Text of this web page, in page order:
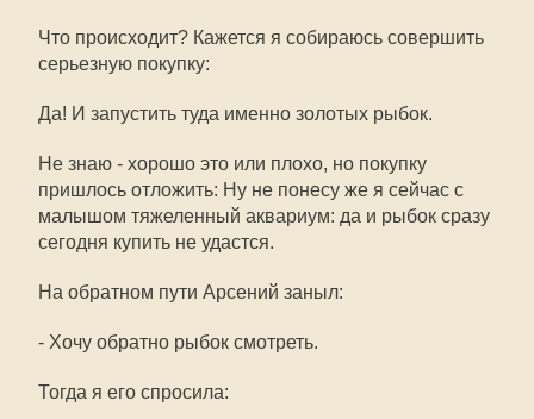
Что происходит? Кажется я собираюсь совершить
серьезную покупку:
Да! И запустить туда именно золотых рыбок.
Не знаю - хорошо это или плохо, но покупку
пришлось отложить: Ну не понесу же я сейчас с
малышом тяжеленный аквариум: да и рыбок сразу
сегодня купить не удастся.
На обратном пути Арсений заныл:
- Хочу обратно рыбок смотреть.
Тогда я его спросила: